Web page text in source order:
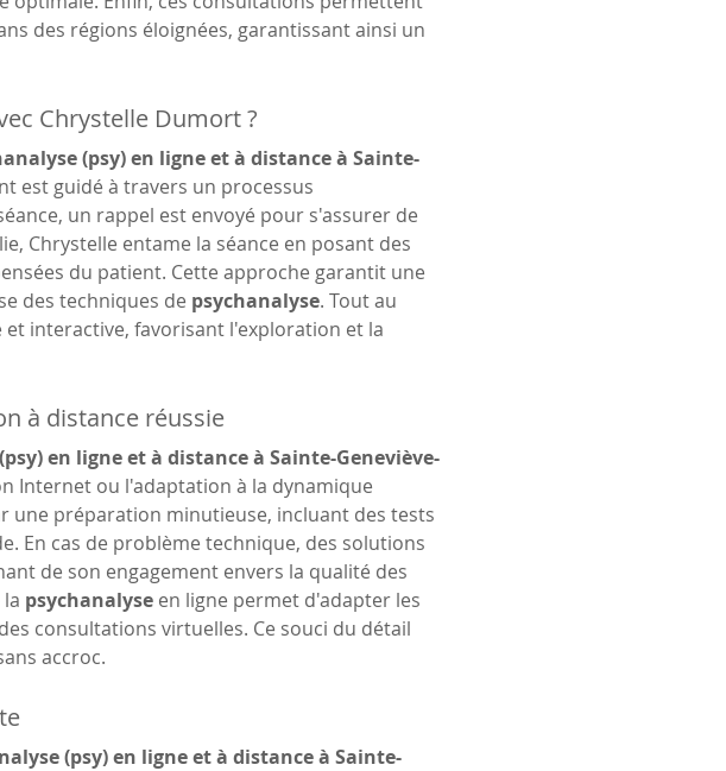
des régions éloignées, garantissant ainsi un
Chrystelle Dumort ?
(psy) en ligne et à distance à Sainte-
est guidé à travers un processus
un rappel est envoyé pour s'assurer de
Chrystelle entame la séance en posant des
du patient. Cette approche garantit une
des techniques de psychanalyse. Tout au
interactive, favorisant l'exploration et la
à distance réussie
en ligne et à distance à Sainte-Geneviève-
Internet ou l'adaptation à la dynamique
une préparation minutieuse, incluant des tests
En cas de problème technique, des solutions
de son engagement envers la qualité des
psychanalyse en ligne permet d'adapter les
consultations virtuelles. Ce souci du détail
accroc.
(psy) en ligne et à distance à Sainte-